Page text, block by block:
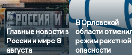
Главные новости в
России и мире 8
августа
В Орловской
области
режим ракетной
опасности